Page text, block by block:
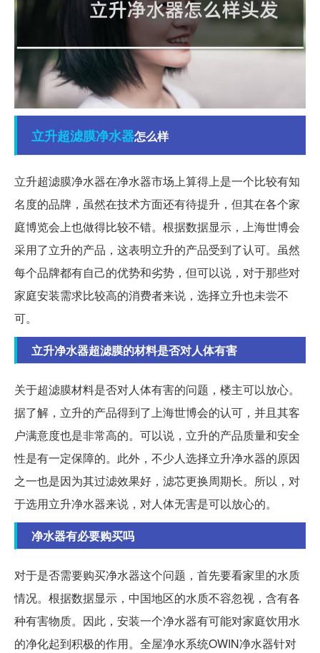
立升超滤膜净水器怎么样
立升超滤膜净水器在净水器市场上算得上是一个比较有知
名度的品牌，虽然在技术方面还有待提升，但其在各个家
庭博览会上也做得比较不错。根据数据显示，上海世博会
采用了立升的产品，这表明立升的产品受到了认可。虽然
每个品牌都有自己的优势和劣势，但可以说，对于那些对
家庭安装需求比较高的消费者来说，选择立升也未尝不
可。
立升净水器超滤膜的材料是否对人体有害
关于超滤膜材料是否对人体有害的问题，楼主可以放心。
据了解，立升的产品得到了上海世博会的认可，并且其客
户满意度也是非常高的。可以说，立升的产品质量和安全
性是有一定保障的。此外，不少人选择立升净水器的原因
之一也是因为其过滤效果好，滤芯更换周期长。所以，对
于选用立升净水器来说，对人体无害是可以放心的。
净水器有必要购买吗
对于是否需要购买净水器这个问题，首先要看家里的水质
情况。根据数据显示，中国地区的水质不容忽视，含有各
种有害物质。因此，安装一个净水器有可能对家庭饮用水
的净化起到积极的作用。全屋净水系统OWIN净水器针对